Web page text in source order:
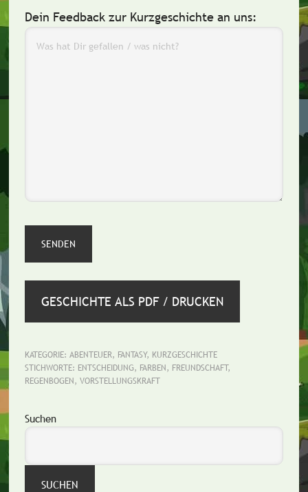
Dein Feedback zur Kurzgeschichte an uns:
GESCHICHTE ALS PDF / DRUCKEN
KATEGORIE: ABENTEUER, FANTASY, KURZGESCHICHTE
STICHWORTE: ENTSCHEIDUNG, FARBEN, FREUNDSCHAFT,
REGENBOGEN, VORSTELLUNGSKRAFT
Seitenspalte
Suchen
SUCHEN